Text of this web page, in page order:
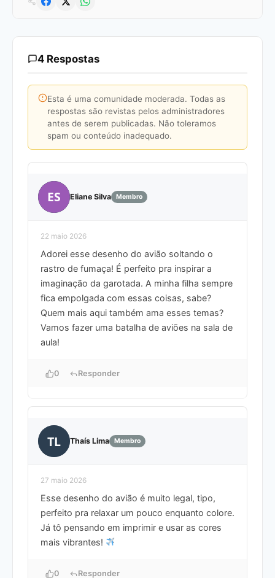
4 Respostas
Esta é uma comunidade moderada. Todas as
respostas são revistas pelos administradores
antes de serem publicadas. Não toleramos
spam ou conteúdo inadequado.
ES Eliane Silva Membro
22 maio 2026
Adorei esse desenho do avião soltando o
rastro de fumaça! É perfeito pra inspirar a
imaginação da garotada. A minha filha sempre
fica empolgada com essas coisas, sabe?
Quem mais aqui também ama esses temas?
Vamos fazer uma batalha de aviões na sala de
aula!
0 Responder
TL Thaís Lima Membro
27 maio 2026
Esse desenho do avião é muito legal, tipo,
perfeito pra relaxar um pouco enquanto colore.
Já tô pensando em imprimir e usar as cores
mais vibrantes!
0 Responder